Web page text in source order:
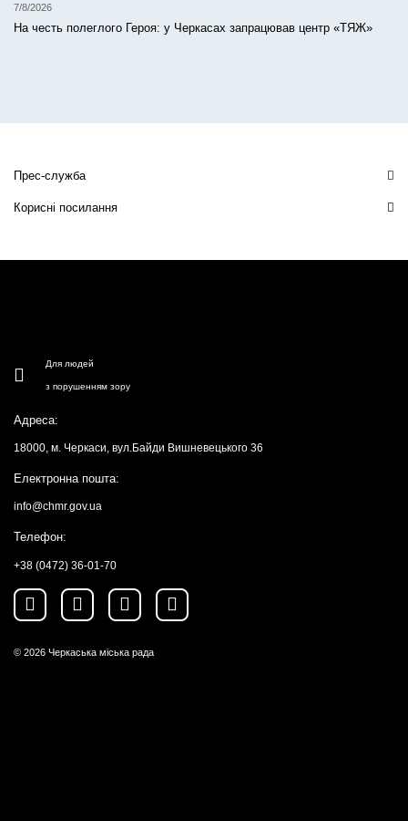
7/8/2026
На честь полеглого Героя: у Черкасах запрацював центр «ТЯЖ»
Прес-служба
Корисні посилання
Для людей
з порушенням зору
Адреса:
18000, м. Черкаси, вул.Байди Вишневецького 36
Електронна пошта:
info@chmr.gov.ua
Телефон:
+38 (0472) 36-01-70
© 2026 Черкаська міська рада